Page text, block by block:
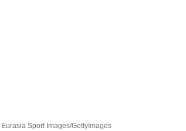
Sport Images/GettyImages